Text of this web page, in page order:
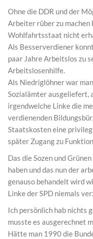
Ohne die DDR und der
Arbeiter rüber zu
Wohlfahrtsstaat nicht
Als Besserverdiener
paar Jahre Arbeitslos zu
Arbeitslosenhilfe.
Als Niedriglöhner war
Sozialämter ausgeliefert,
irgendwelche Linke die
verdienenden
Staatskosten eine
später Zugang zu
Das die Sozen und
haben und das nun der
genauso behandelt wird
Linke der SPD niemals
Ich persönlich hab nichts
musste es ausgerechnet
Hätte man 1990 die